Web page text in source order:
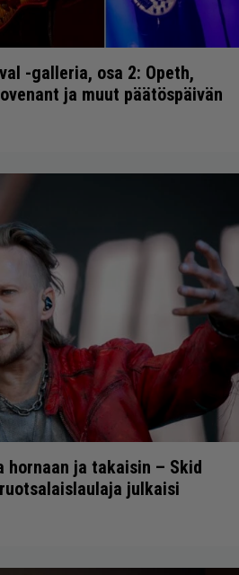
-galleria, osa 2: Opeth,
ja muut päätöspäivän
hornaan ja takaisin – Skid
julkaisi